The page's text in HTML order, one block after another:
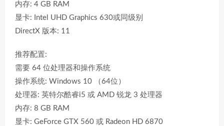
内存: 4 GB RAM
显卡: Intel UHD Graphics 630或同级别
DirectX 版本: 11
推荐配置:
需要 64 位处理器和操作系统
操作系统: Windows 10 （64位）
处理器: 英特尔酷睿i5 或 AMD 锐龙 3 处理器
内存: 8 GB RAM
显卡: GeForce GTX 560 或 Radeon HD 6870